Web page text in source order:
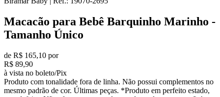
Macacão para Bebê Barquinho Marinho -
Tamanho Único
de R$ 165,10 por
R$ 89,90
à vista no boleto/Pix
Produto com tonalidade fora de linha. Não possui complementos no
mesmo padrão de cor. Últimas peças. *Produto em perfeito estado,